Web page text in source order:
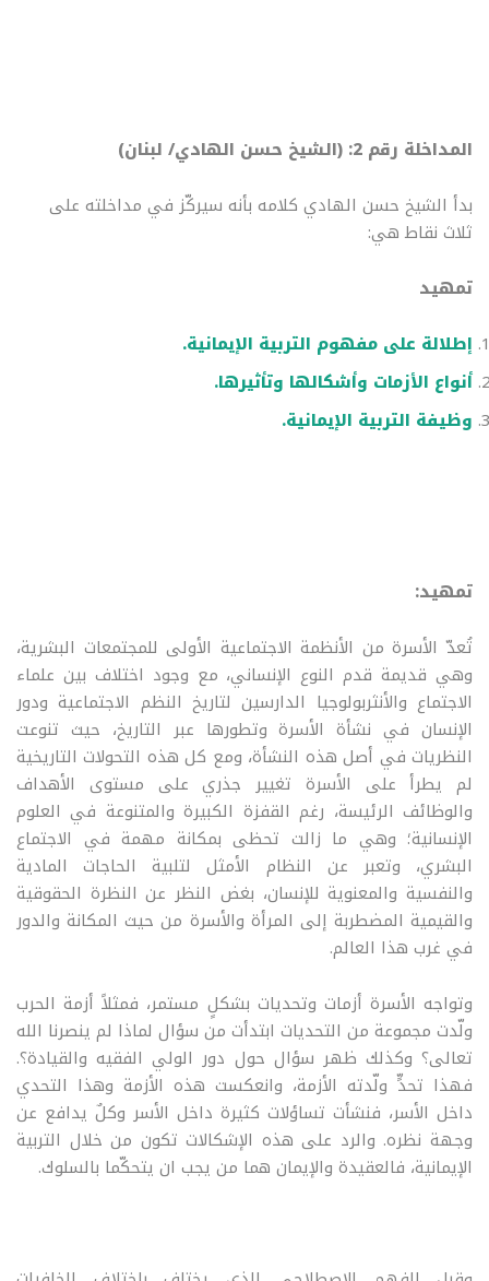
المداخلة رقم 2: (الشيخ حسن الهادي/ لبنان)
بدأ الشيخ حسن الهادي كلامه بأنه سيركّز في مداخلته على
ثلاث نقاط هي:
تمهيد
إطلالة على مفهوم التربية الإيمانية.
أنواع الأزمات وأشكالها وتأثيرها.
وظيفة التربية الإيمانية.
تمهيد:
تُعدّ الأسرة من الأنظمة الاجتماعية الأولى للمجتمعات البشرية،
وهي قديمة قدم النوع الإنساني، مع وجود اختلاف بين علماء
الاجتماع والأنثربولوجيا الدارسين لتاريخ النظم الاجتماعية ودور
الإنسان في نشأة الأسرة وتطورها عبر التاريخ، حيث تنوعت
النظريات في أصل هذه النشأة، ومع كل هذه التحولات التاريخية
لم يطرأ على الأسرة تغيير جذري على مستوى الأهداف
والوظائف الرئيسة، رغم القفزة الكبيرة والمتنوعة في العلوم
الإنسانية؛ وهي ما زالت تحظى بمكانة مهمة في الاجتماع
البشري، وتعبر عن النظام الأمثل لتلبية الحاجات المادية
والنفسية والمعنوية للإنسان، بغض النظر عن النظرة الحقوقية
والقيمية المضطربة إلى المرأة والأسرة من حيث المكانة والدور
في غرب هذا العالم.
وتواجه الأسرة أزمات وتحديات بشكلٍ مستمر، فمثلاً أزمة الحرب
ولّدت مجموعة من التحديات ابتدأت من سؤال لماذا لم ينصرنا الله
تعالى؟ وكذلك ظهر سؤال حول دور الولي الفقيه والقيادة؟.
فهذا تحدٍّ ولّدته الأزمة، وانعكست هذه الأزمة وهذا التحدي
داخل الأسر، فنشأت تساؤلات كثيرة داخل الأسر وكلٌ يدافع عن
وجهة نظره. والرد على هذه الإشكالات تكون من خلال التربية
الإيمانية، فالعقيدة والإيمان هما من يجب ان يتحكّما بالسلوك.